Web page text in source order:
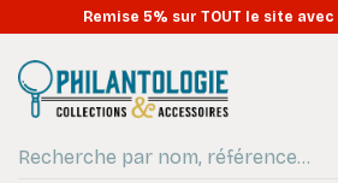
Remise 5% sur TOUT le site avec